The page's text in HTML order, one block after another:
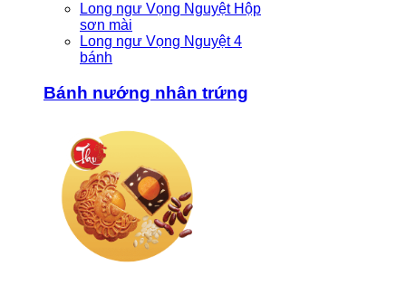
Long ngư Vọng Nguyệt Hộp
sơn mài
Long ngư Vọng Nguyệt 4
bánh
Bánh nướng nhân trứng